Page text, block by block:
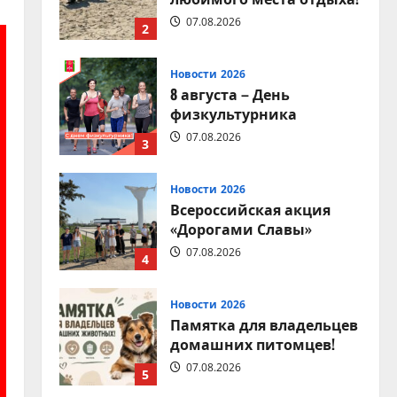
2 07.08.2026
3
Новости 2026
8 августа – День
физкультурника
07.08.2026
4
Новости 2026
Всероссийская акция
«Дорогами Славы»
07.08.2026
5
Новости 2026
Памятка для владельцев
домашних питомцев!
07.08.2026